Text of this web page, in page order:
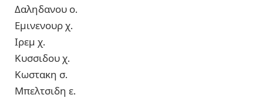
Δαληδανου ο.
Εμινενουρ χ.
Ιρεμ χ.
Κυσσιδου χ.
Κωστακη σ.
Μπελτσιδη ε.